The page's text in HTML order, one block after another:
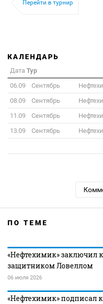
Перейти в турнир
КАЛЕНДАРЬ
Дата Тур
06.09
Сентябрь
08.09
Сентябрь
11.09
Сентябрь
13.09
Сентябрь
ПО ТЕМЕ
«Нефтехимик» заключил
защитником Ловеллом
06 июля 2026
«Нефтехимик» подписал